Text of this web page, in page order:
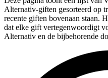
Alternativ-giften gesorteerd op
recente giften bovenaan staan.
dat elke gift vertegenwoordigt
Alternativ en de bijbehorende